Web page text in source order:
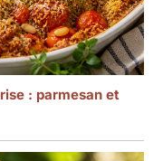
: parmesan et